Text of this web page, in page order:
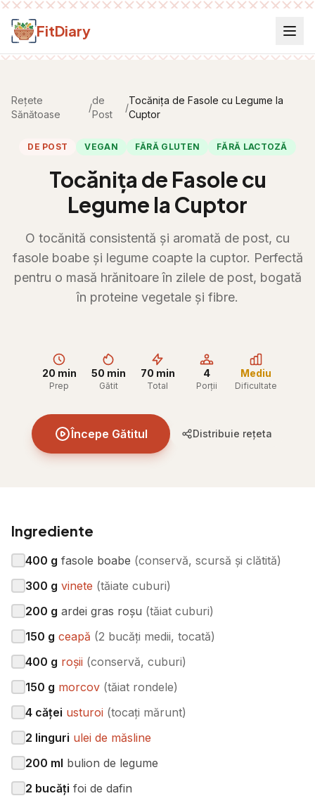
Salt la conținut
FitDiary
Rețete
Sănătoase
/
de
Post
/
Tocănița de Fasole cu Legume la
Cuptor
DE POST VEGAN FĂRĂ GLUTEN FĂRĂ LACTOZĂ
Tocănița de Fasole cu
Legume la Cuptor
O tocănită consistentă și aromată de post, cu
fasole boabe și legume coapte la cuptor. Perfectă
pentru o masă hrănitoare în zilele de post, bogată
în proteine vegetale și fibre.
20 min
Prep
50 min
Gătit
70 min
Total
4
Porții
Mediu
Dificultate
Începe Gătitul Distribuie rețeta
Ingrediente
400 g fasole boabe (conservă, scursă și clătită)
300 g vinete (tăiate cuburi)
200 g ardei gras roșu (tăiat cuburi)
150 g ceapă (2 bucăți medii, tocată)
400 g roșii (conservă, cuburi)
150 g morcov (tăiat rondele)
4 căței usturoi (tocați mărunt)
2 linguri ulei de măsline
200 ml bulion de legume
2 bucăți foi de dafin